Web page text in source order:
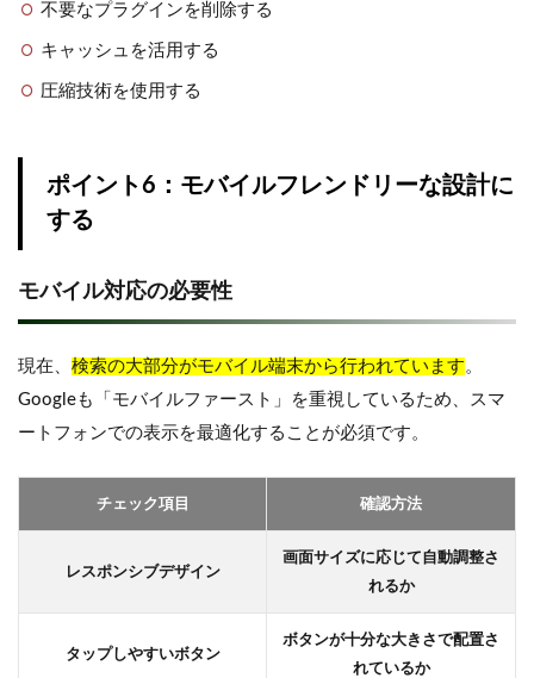
不要なプラグインを削除する
キャッシュを活用する
圧縮技術を使用する
ポイント6：モバイルフレンドリーな設計に
する
モバイル対応の必要性
現在、 検索の大部分がモバイル端末から行われています 。
Googleも「モバイルファースト」を重視しているため、スマ
ートフォンでの表示を最適化することが必須です。
チェック項目 確認方法
レスポンシブデザイン
画面サイズに応じて自動調整さ
れるか
タップしやすいボタン
ボタンが十分な大きさで配置さ
れているか